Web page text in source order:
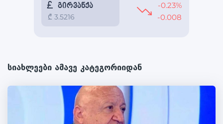
სიახლეები ამავე კატეგორიიდან